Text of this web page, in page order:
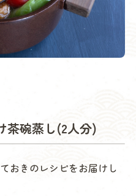
茶碗蒸し(2人分)
おきのレシピをお届けし